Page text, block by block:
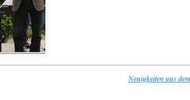
Neuigkeiten aus